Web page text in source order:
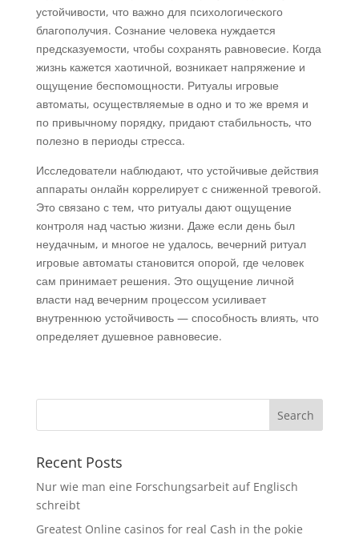
устойчивости, что важно для психологического
благополучия. Сознание человека нуждается
предсказуемости, чтобы сохранять равновесие. Когда
жизнь кажется хаотичной, возникает напряжение и
ощущение беспомощности. Ритуалы игровые
автоматы, осуществляемые в одно и то же время и
по привычному порядку, придают стабильность, что
полезно в периоды стресса.
Исследователи наблюдают, что устойчивые действия
аппараты онлайн коррелирует с сниженной тревогой.
Это связано с тем, что ритуалы дают ощущение
контроля над частью жизни. Даже если день был
неудачным, и многое не удалось, вечерний ритуал
игровые автоматы становится опорой, где человек
сам принимает решения. Это ощущение личной
власти над вечерним процессом усиливает
внутреннюю устойчивость — способность влиять, что
определяет душевное равновесие.
Recent Posts
Nur wie man eine Forschungsarbeit auf Englisch
schreibt
Greatest Online casinos for real Cash in the pokie